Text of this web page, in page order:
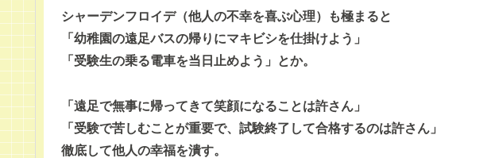
シャーデンフロイデ（他人の不幸を喜ぶ心理）も極まると
「幼稚園の遠足バスの帰りにマキビシを仕掛けよう」
「受験生の乗る電車を当日止めよう」とか。
「遠足で無事に帰ってきて笑顔になることは許さん」
「受験で苦しむことが重要で、試験終了して合格するのは許さん」
徹底して他人の幸福を潰す。